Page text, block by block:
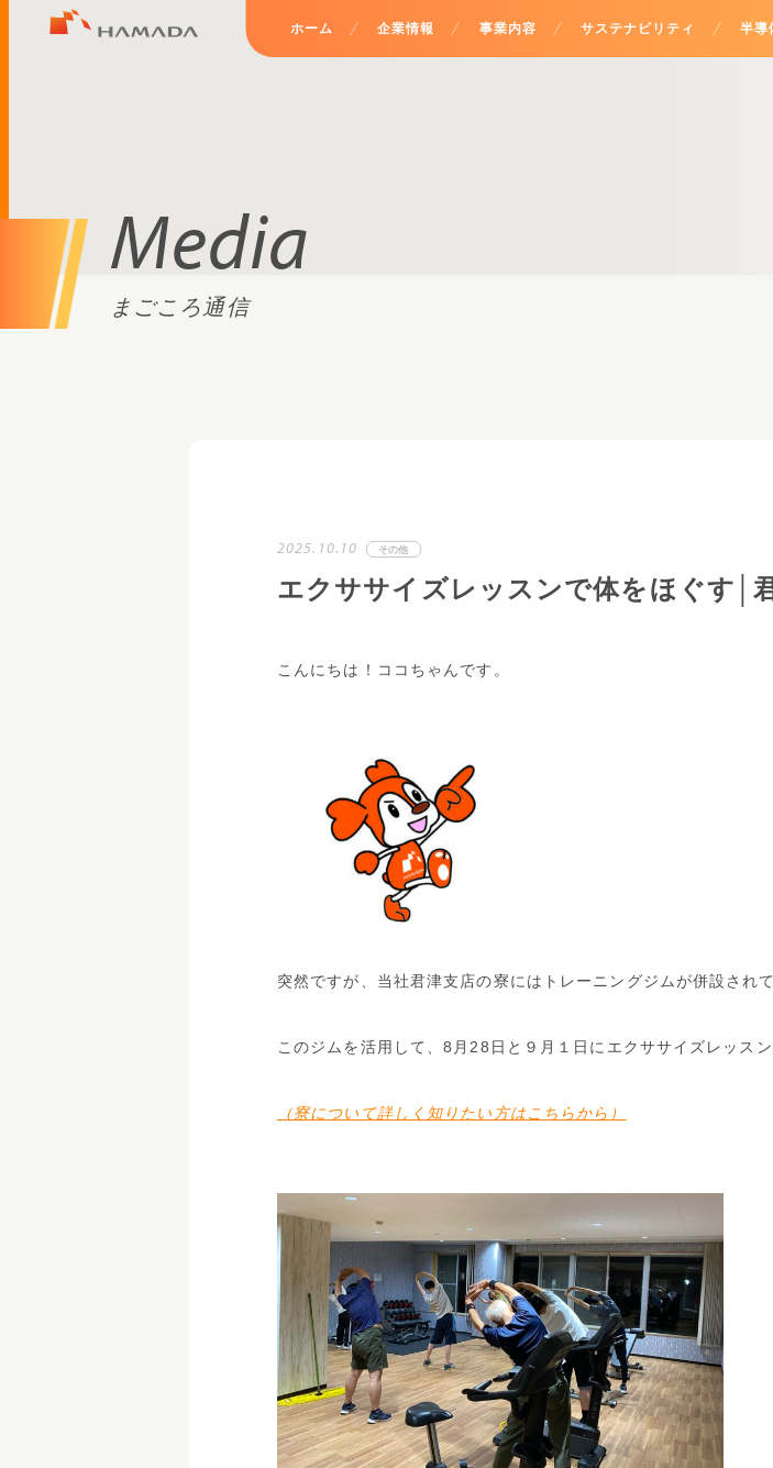
ホーム 企業情報 事業内容 サステナビリティ 半導
Media
まごころ通信
2025.10.10 その他
エクササイズレッスンで体をほぐす│
こんにちは！ココちゃんです。
突然ですが、当社君津支店の寮にはトレーニングジムが併設され
このジムを活用して、8月28日と９月１日にエクササイズレッスン
（寮について詳しく知りたい方はこちらから）